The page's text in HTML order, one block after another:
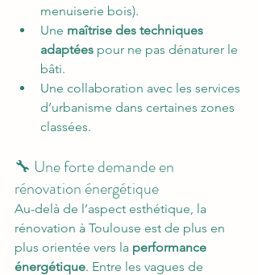
menuiserie bois).
Une maîtrise des techniques
adaptées pour ne pas dénaturer le
bâti.
Une collaboration avec les services
d’urbanisme dans certaines zones
classées.
🔧 Une forte demande en
rénovation énergétique
Au-delà de l’aspect esthétique, la
rénovation à Toulouse est de plus en
plus orientée vers la performance
énergétique. Entre les vagues de